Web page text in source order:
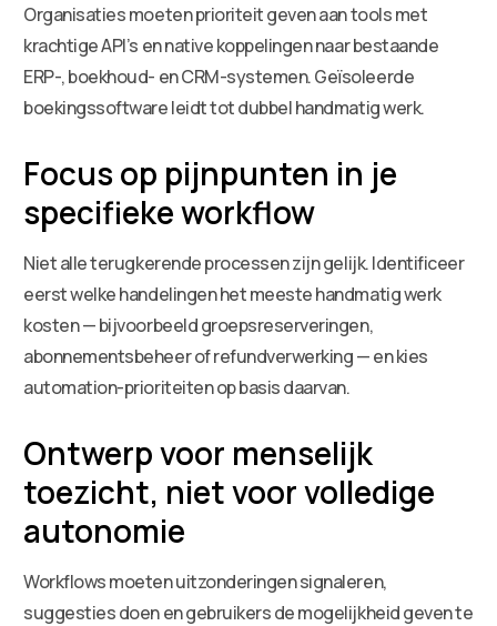
Organisaties moeten prioriteit geven aan tools met
krachtige API’s en native koppelingen naar bestaande
ERP-, boekhoud- en CRM-systemen. Geïsoleerde
boekingssoftware leidt tot dubbel handmatig werk.
Focus op pijnpunten in je
specifieke workflow
Niet alle terugkerende processen zijn gelijk. Identificeer
eerst welke handelingen het meeste handmatig werk
kosten — bijvoorbeeld groepsreserveringen,
abonnementsbeheer of refundverwerking — en kies
automation-prioriteiten op basis daarvan.
Ontwerp voor menselijk
toezicht, niet voor volledige
autonomie
Workflows moeten uitzonderingen signaleren,
suggesties doen en gebruikers de mogelijkheid geven te